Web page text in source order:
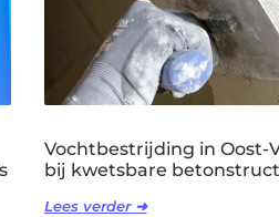
Vochtbestrijding in Oost-
bij kwetsbare
Lees verder ➜